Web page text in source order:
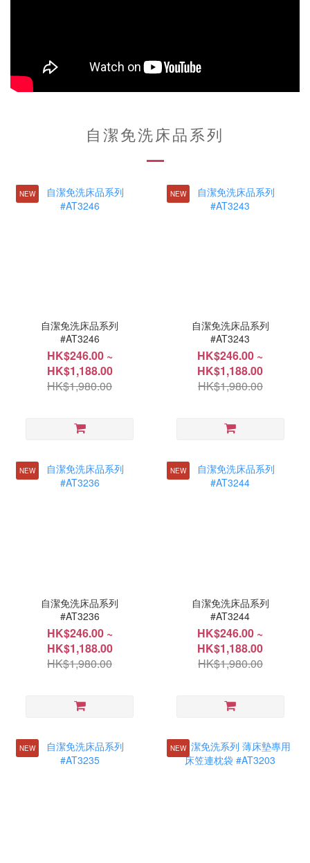
自潔免洗床品系列
NEW
自潔免洗床品系列
#AT3246
HK$246.00 ~
HK$1,188.00
HK$1,980.00
NEW
自潔免洗床品系列
#AT3243
HK$246.00 ~
HK$1,188.00
HK$1,980.00
NEW
自潔免洗床品系列
#AT3236
HK$246.00 ~
HK$1,188.00
HK$1,980.00
NEW
自潔免洗床品系列
#AT3244
HK$246.00 ~
HK$1,188.00
HK$1,980.00
NEW NEW